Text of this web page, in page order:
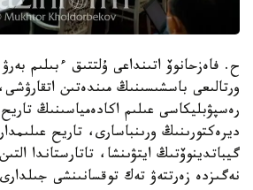
ح. فاەزحانوۆ اتىنداعى ۇلتتىق ءبىلىم
ورتالىعى باسشىسىنىڭ مىندەتىن
رەسپۋبليكاسى عىلىم اكادەمياسىنىڭ
ديرەكتورىنىڭ ورىنباسارى، تاريح
گيباتدينوۆتىڭ ايتۋىنشا، تاتارستاندا
نەگىزدە زەرتتەۋ تەك توقسانىنشى